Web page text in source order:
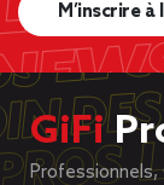
M’inscrire
GiFi
Professionnels,